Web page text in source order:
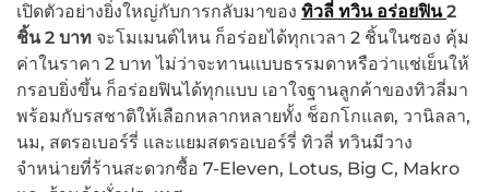
เปิดตัวอย่างยิ่งใหญ่กับการกลับมาของ ทิวลี่ ทวิน อร่อยฟิน2
ชิ้น 2 บาท จะโมเมนต์ไหน ก็อร่อยได้ทุกเวลา 2 ชิ้นในซอง คุ้ม
ค่าในราคา 2 บาท ไม่ว่าจะทานแบบธรรมดาหรือว่าแช่เย็นให้
กรอบยิ่งขึ้น ก็อร่อยฟินได้ทุกแบบ เอาใจฐานลูกค้าของทิวลี่มา
พร้อมกับรสชาติให้เลือกหลากหลายทั้ง ช็อกโกแลต, วานิลลา,
นม, สตรอเบอร์รี่ และแยมสตรอเบอร์รี่ ทิวลี่ ทวินมีวาง
จำหน่ายที่ร้านสะดวกซื้อ 7-Eleven, Lotus, Big C, Makro